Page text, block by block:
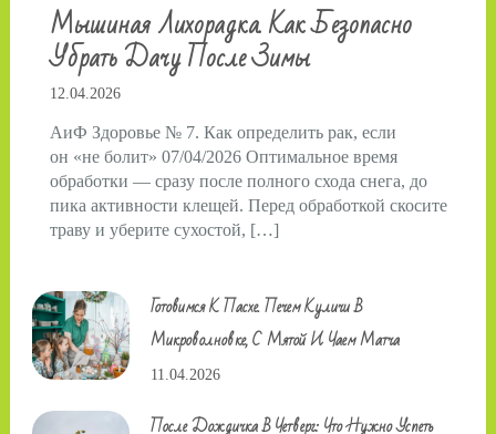
Мышиная Лихорадка. Как Безопасно
Убрать Дачу После Зимы
12.04.2026
АиФ Здоровье № 7. Как определить рак, если
он «не болит» 07/04/2026 Оптимальное время
обработки — сразу после полного схода снега, до
пика активности клещей. Перед обработкой скосите
траву и уберите сухостой, […]
Готовимся К Пасхе. Печем Куличи В
Микроволновке, С Мятой И Чаем Матча
11.04.2026
После Дождичка В Четверг: Что Нужно Успеть